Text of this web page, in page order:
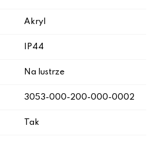
Akryl
IP44
Na lustrze
3053-000-200-000-0002
Tak